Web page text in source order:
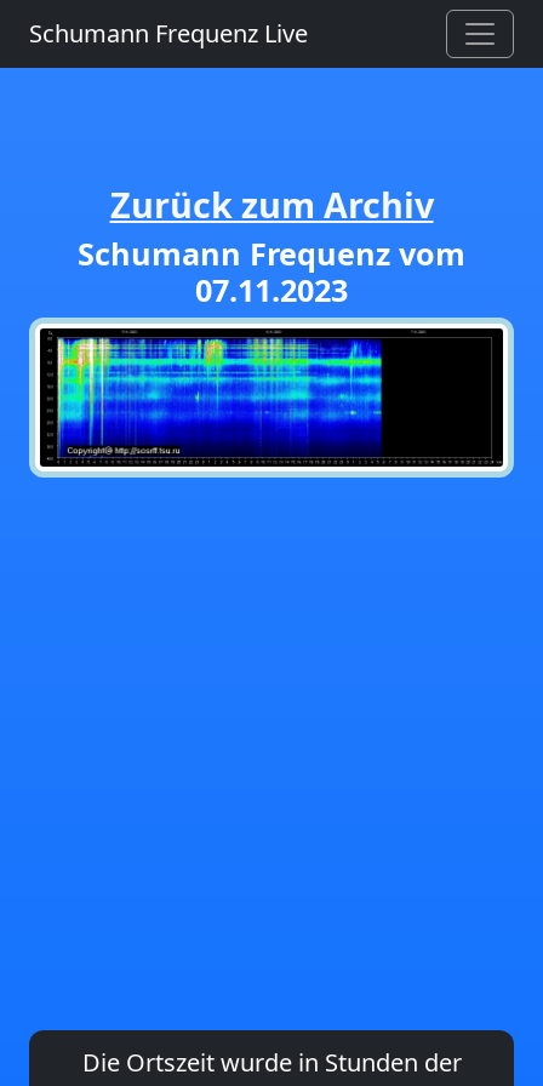
Schumann Frequenz Live
Zurück zum Archiv
Schumann Frequenz vom
07.11.2023
Die Ortszeit wurde in Stunden der